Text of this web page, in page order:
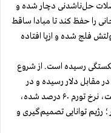
حل‌ناشدنی دچار شده و
را حفظ کند تا مبادا ساقط
فلج شده و ازپا افتاده
رسیده است. از شروع
مقابل دلار رسیده و در
‌آستانه انقراض است، کسری بودجه ‌۷۰درصد است، نرخ تورم ۶۰ درصد شده،
مهم‌تر؛ رژیم توانایی تصمیم‌گیری و